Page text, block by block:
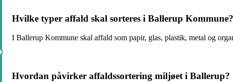
Hvilke typer affald skal sorteres i Ballerup Kommune?
I Ballerup Kommune skal affald som papir, glas, plastik, metal og
Hvordan påvirker affaldssortering miljøet i Ballerup?